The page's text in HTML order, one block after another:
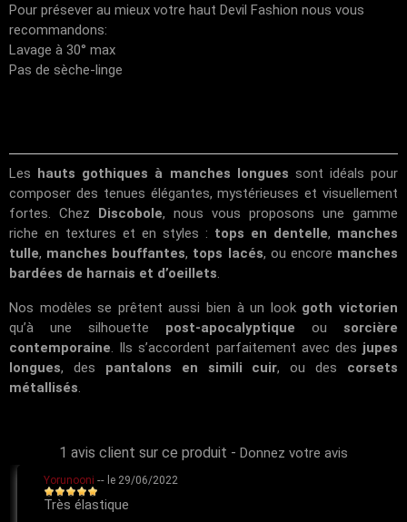
Pour présever au mieux votre haut Devil Fashion nous vous
recommandons:
Lavage à 30° max
Pas de sèche-linge
Les hauts gothiques à manches longues sont idéals pour
composer des tenues élégantes, mystérieuses et visuellement
fortes. Chez Discobole, nous vous proposons une gamme
riche en textures et en styles : tops en dentelle, manches
tulle, manches bouffantes, tops lacés, ou encore manches
bardées de harnais et d’oeillets.
Nos modèles se prêtent aussi bien à un look goth victorien
qu’à une silhouette post-apocalyptique ou sorcière
contemporaine. Ils s’accordent parfaitement avec des jupes
longues, des pantalons en simili cuir, ou des corsets
métallisés.
1 avis client sur ce produit - Donnez votre avis